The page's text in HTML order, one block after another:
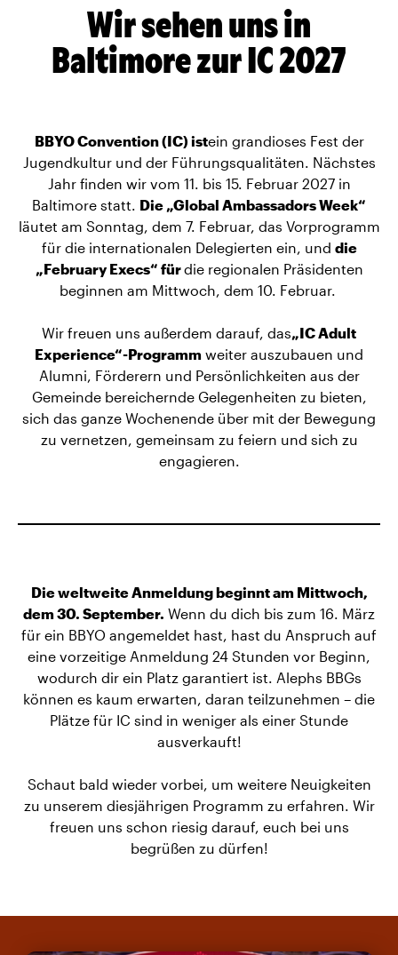
Wir sehen uns in
Baltimore zur IC 2027
BBYO Convention (IC) istein grandioses Fest der
Jugendkultur und der Führungsqualitäten. Nächstes
Jahr finden wir vom 11. bis 15. Februar 2027 in
Baltimore statt. Die „Global Ambassadors Week“
läutet am Sonntag, dem 7. Februar, das Vorprogramm
für die internationalen Delegierten ein, und die
„February Execs“ fürdie regionalen Präsidenten
beginnen am Mittwoch, dem 10. Februar.
Wir freuen uns außerdem darauf, das„IC Adult
Experience“-Programm weiter auszubauen und
Alumni, Förderern und Persönlichkeiten aus der
Gemeinde bereichernde Gelegenheiten zu bieten,
sich das ganze Wochenende über mit der Bewegung
zu vernetzen, gemeinsam zu feiern und sich zu
engagieren.
Die weltweite Anmeldung beginnt am Mittwoch,
dem 30. September. Wenn du dich bis zum 16. März
für ein BBYO angemeldet hast, hast du Anspruch auf
eine vorzeitige Anmeldung 24 Stunden vor Beginn,
wodurch dir ein Platz garantiert ist. Alephs BBGs
können es kaum erwarten, daran teilzunehmen – die
Plätze für IC sind in weniger als einer Stunde
ausverkauft!
Schaut bald wieder vorbei, um weitere Neuigkeiten
zu unserem diesjährigen Programm zu erfahren. Wir
freuen uns schon riesig darauf, euch bei uns
begrüßen zu dürfen!